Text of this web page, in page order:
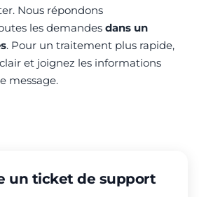
Nous répondons
les demandes dans un
. Pour un traitement plus rapide,
et joignez les informations
message.
un ticket de support